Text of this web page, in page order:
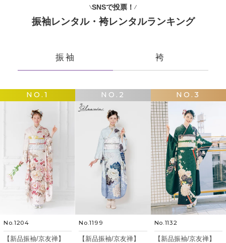
SNSで投票！
振袖レンタル・袴レンタルランキング
振袖 袴
NO.1
No.1204
【新品振袖/京友禅】
NO.2
No.1199
【新品振袖/京友禅】
NO.3
No.1132
【新品振袖/京友禅】